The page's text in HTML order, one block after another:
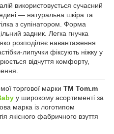
використовується сучасний
— натуральна шкіра та
з супінатором. Форма
задник. Легка гнучка
розподіляє навантаження
липучки фіксують ніжку у
відчуття комфорту,
торгової марки ТМ Tom.m
у широкому асортименті за
марка із логотипом
якісного фабричного взуття